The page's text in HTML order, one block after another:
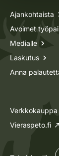
Ajankohtaista
Avoimet
Medialle
Laskutus
Anna
Verkkokauppa
Vieraspeto.fi